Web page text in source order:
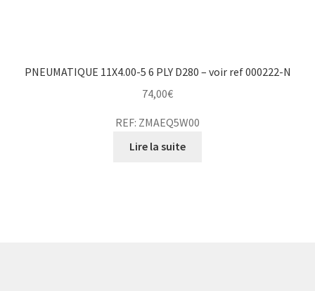
PNEUMATIQUE 11X4.00-5 6 PLY D280 – voir ref 000222-N
74,00€
REF: ZMAEQ5W00
Lire la suite